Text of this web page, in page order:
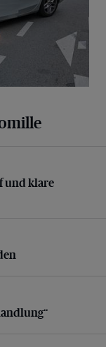
klare Ansage
und klare